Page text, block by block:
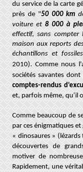
du service de la carte
près de "50 000 km
voiture et8 000 à
effectif, sans compter
maison aux reports
échantillons et
2010). Comme nous
sociétés savantes
comptes-rendus
et, parfois même, qu’il
Comme beaucoup de
par ces énigmatiques
« dinosaures » (lézards
découvertes de
motiver de
Rapidement, une